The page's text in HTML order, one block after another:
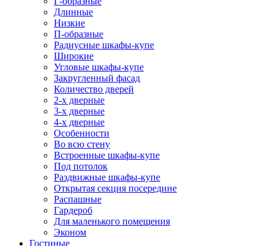
Длинные
Низкие
П-образные
Радиусные шкафы-купе
Широкие
Угловые шкафы-купе
Закругленный фасад
Количество дверей
2-х дверные
3-х дверные
4-х дверные
Особенности
Во всю стену
Встроенные шкафы-купе
Под потолок
Раздвижные шкафы-купе
Открытая секция посередине
Распашные
Гардероб
Для маленького помещения
Эконом
Гостиные